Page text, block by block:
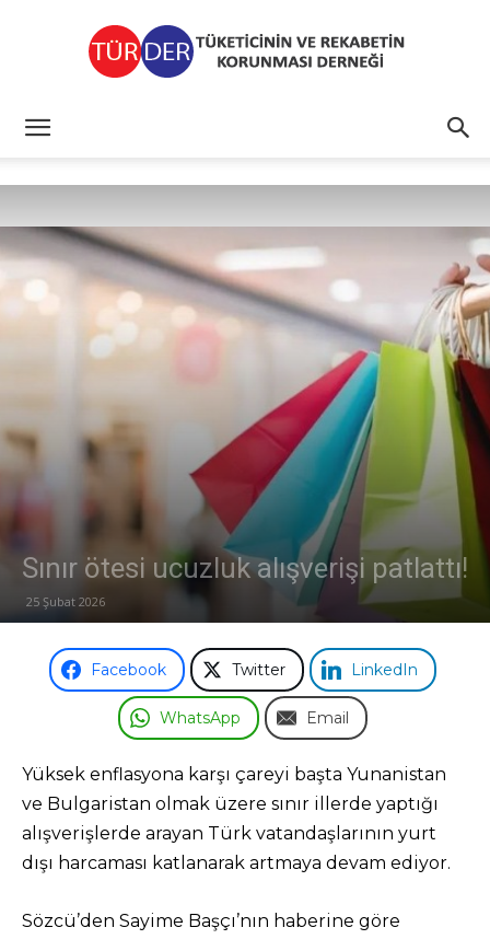
Sınır ötesi ucuzluk alışverişi patlattı!
25 Şubat 2026
Facebook Twitter LinkedIn
WhatsApp Email
Yüksek enflasyona karşı çareyi başta Yunanistan
ve Bulgaristan olmak üzere sınır illerde yaptığı
alışverişlerde arayan Türk vatandaşlarının yurt
dışı harcaması katlanarak artmaya devam ediyor.
Sözcü’den Sayime Başçı’nın haberine göre